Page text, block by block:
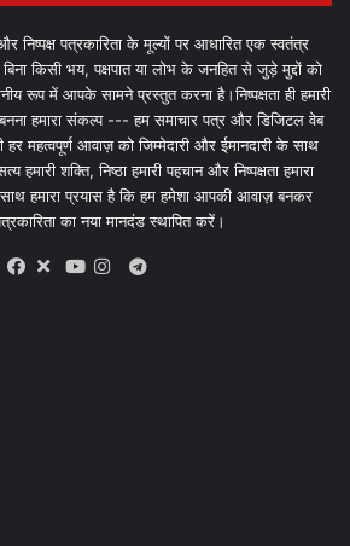
निष्पक्ष पत्रकारिता के मूल्यों पर आधारित एक स्वतंत्र
किसी भय, पक्षपात या लोभ के जनहित से जुड़े मुद्दों को
रूप में आपके सामने प्रस्तुत करना है।निष्पक्षता ही हमारी
हमारा संकल्प --- हम समाचार पत्र और डिजिटल वेब
महत्वपूर्ण आवाज़ को जिम्मेदारी और ईमानदारी के साथ
हमारी शक्ति, निष्ठा हमारी पहचान और निष्पक्षता हमारा
हमारा प्रयास है कि हम हमेशा आपकी आवाज़ बनकर
का नया मानदंड स्थापित करें।
X
Telegram